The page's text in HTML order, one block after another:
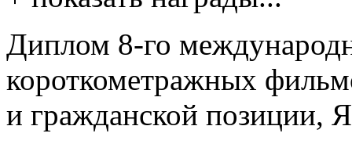
Диплом 8-го
короткометражных
и гражданской позиции,